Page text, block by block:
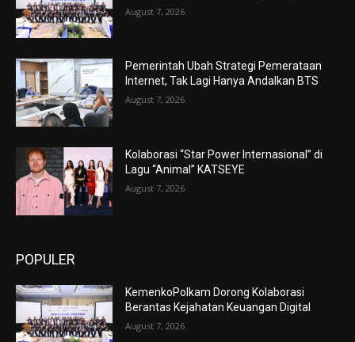
August 7, 2026
Pemerintah Ubah Strategi Pemerataan
Internet, Tak Lagi Hanya Andalkan BTS
August 7, 2026
Kolaborasi “Star Power Internasional” di
Lagu “Animal” KATSEYE
August 7, 2026
POPULER
KemenkoPolkam Dorong Kolaborasi
Berantas Kejahatan Keuangan Digital
August 7, 2026